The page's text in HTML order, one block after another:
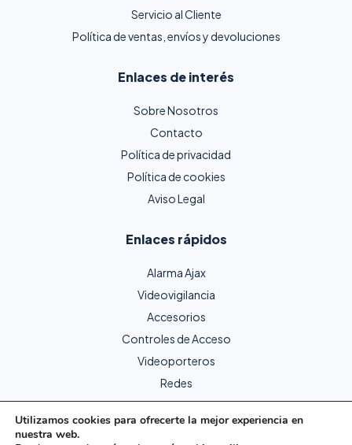
Servicio al Cliente
Política de ventas, envíos y devoluciones
Enlaces de interés
Sobre Nosotros
Contacto
Política de privacidad
Política de cookies
Aviso Legal
Enlaces rápidos
Alarma Ajax
Videovigilancia
Accesorios
Controles de Acceso
Videoporteros
Redes
Utilizamos cookies para ofrecerte la mejor experiencia en
nuestra web.